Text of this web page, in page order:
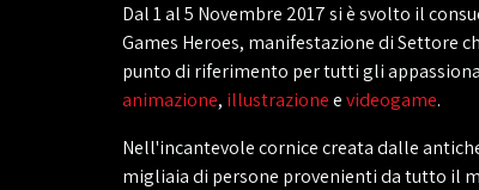
Dal 1 al 5 Novembre 2017 si è svolto il
Games Heroes, manifestazione di Settore
punto di riferimento per tutti gli
animazione, illustrazioneevideogame.
Nell'incantevole cornice creata dalle
migliaia di persone provenienti da tutto il